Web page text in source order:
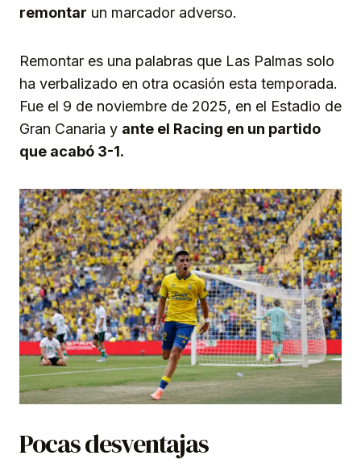
remontar un marcador adverso.
Remontar es una palabras que Las Palmas solo
ha verbalizado en otra ocasión esta temporada.
Fue el 9 de noviembre de 2025, en el Estadio de
Gran Canaria y ante el Racing en un partido
que acabó 3-1.
Pocas desventajas